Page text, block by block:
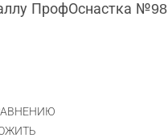
ПрофОснастка №98